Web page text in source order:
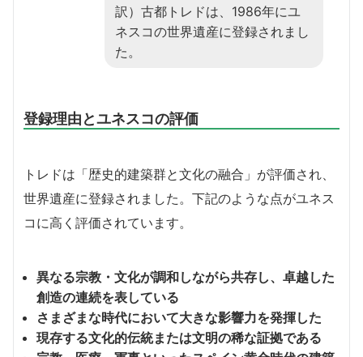
訳）古都トレドは、1986年にユ
ネスコの世界遺産に登録されまし
た。
登録理由とユネスコの評価
トレドは「歴史的建築群と文化の融合」が評価され、
世界遺産に登録されました。下記のような点がユネス
コに高く評価されています。
異なる宗教・文化が調和しながら共存し、卓越した
創造の連続を表している
さまざまな時代において大きな影響力を発揮した
現存する文化的伝統または文明の稀な証拠である